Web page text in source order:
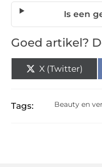
Is een
Goed artikel?
X (Twitter)
Tags: Beauty en